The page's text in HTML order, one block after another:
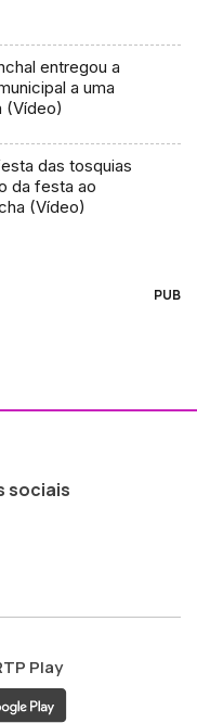
entregou a
a uma
(Vídeo)
das tosquias
da festa ao
(Vídeo)
PUB
sociais
ao
Play